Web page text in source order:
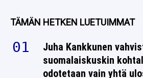
suomalaiskuskin
odotetaan vain yhtä
RALLI 04.08.2026